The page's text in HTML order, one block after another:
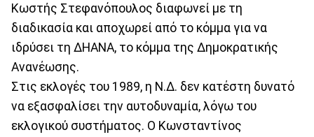
Κωστής Στεφανόπουλος διαφωνεί με τη
διαδικασία και αποχωρεί από το κόμμα για να
ιδρύσει τη ΔΗΑΝΑ, το κόμμα της Δημοκρατικής
Ανανέωσης.
Στις εκλογές του 1989, η Ν.Δ. δεν κατέστη δυνατό
να εξασφαλίσει την αυτοδυναμία, λόγω του
εκλογικού συστήματος. Ο Κωνσταντίνος